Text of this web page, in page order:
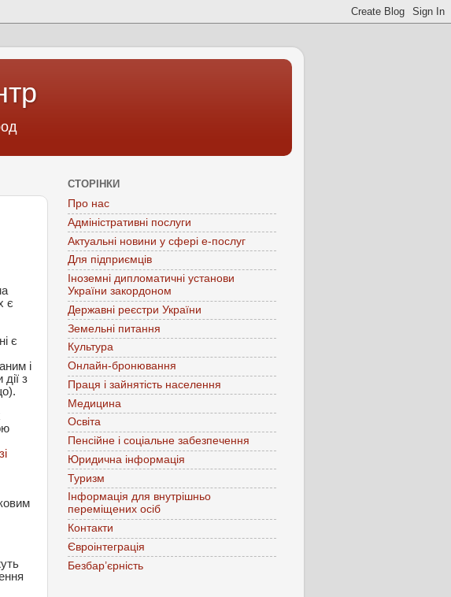
є
є
і
з
СТОРІНКИ
Про нас
Адміністративні послуги
Актуальні новини у сфері е-послуг
Для підприємців
Іноземні дипломатичні установи
України закордоном
Державні реєстри України
Земельні питання
Культура
Онлайн-бронювання
Праця і зайнятість населення
Медицина
Освіта
Пенсійне і соціальне забезпечення
Юридична інформація
Туризм
Інформація для внутрішньо
переміщених осіб
Контакти
Євроінтеграція
Безбар’єрність